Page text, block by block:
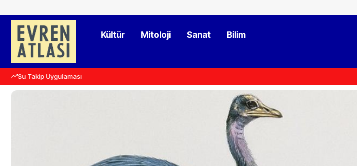
Kültür Mitoloji Sanat Bilim
Su Takip Uygulaması